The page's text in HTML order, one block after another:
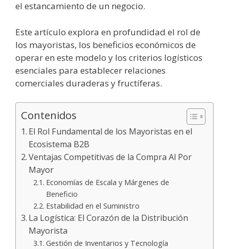
el estancamiento de un negocio.
Este artículo explora en profundidad el rol de
los mayoristas, los beneficios económicos de
operar en este modelo y los criterios logísticos
esenciales para establecer relaciones
comerciales duraderas y fructíferas.
Contenidos
El Rol Fundamental de los Mayoristas en el
Ecosistema B2B
Ventajas Competitivas de la Compra Al Por
Mayor
Economías de Escala y Márgenes de
Beneficio
Estabilidad en el Suministro
La Logística: El Corazón de la Distribución
Mayorista
Gestión de Inventarios y Tecnología